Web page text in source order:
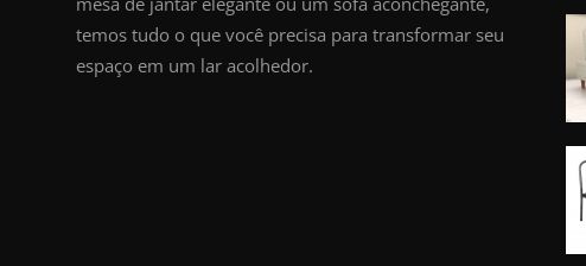
temos tudo o que você precisa para transformar seu
espaço em um lar acolhedor.